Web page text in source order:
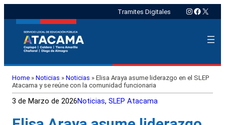
Tramites Digitales Instagram
X
Home » Noticias » Noticias » Elisa Araya asume liderazgo en el SLEP
Atacama y se reúne con la comunidad funcionaria
3 de Marzo de 2026Noticias, SLEP Atacama